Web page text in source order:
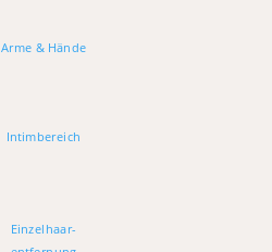
Arme & Hände
Intimbereich
Einzelhaar-